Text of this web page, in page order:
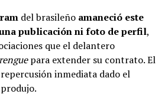
del brasileño amaneció este
publicación ni foto de perfil,
que el delantero
para extender su contrato. El
inmediata dado el